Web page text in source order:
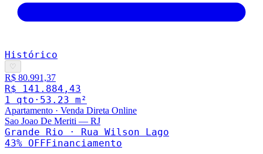
Histórico
♡
R$ 80.991,37
R$ 141.884,43
1 qto · 53.23 m²
Apartamento · Venda Direta Online
Sao Joao De Meriti — RJ
Grande Rio · Rua Wilson Lago
43% OFFFinanciamento